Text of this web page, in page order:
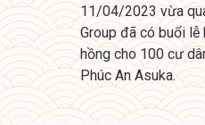
11/04/2023 vừa
Group đã có buổi lễ
hồng cho 100 cư
Phúc An Asuka.